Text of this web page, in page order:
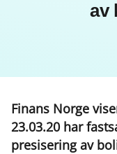
av
Finans Norge
23.03.20 har
presisering av